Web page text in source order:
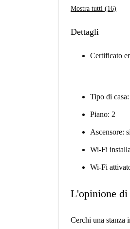
Mostra tutti (16)
Dettagli
Certificato
Tipo di
Piano: 2
Ascensore: si
Wi-Fi
Wi-Fi
L'opinione di
Cerchi una stanza